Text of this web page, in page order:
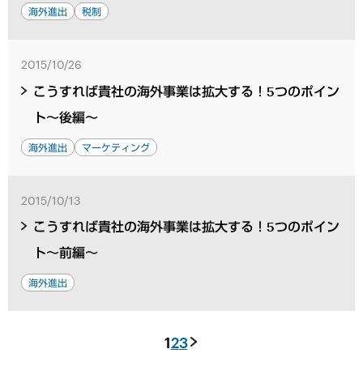
海外進出 税制
2015/10/26
こうすれば貴社の海外事業は拡大する！5つのポイン
ト～後編～
海外進出 マーケティング
2015/10/13
こうすれば貴社の海外事業は拡大する！5つのポイン
ト～前編～
海外進出
123